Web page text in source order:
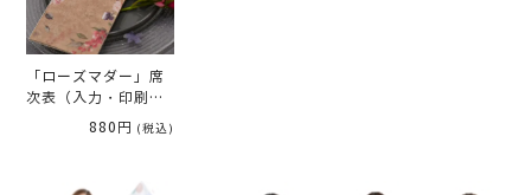
「ローズマダー」席
次表（入力・印刷
880円 (税込)